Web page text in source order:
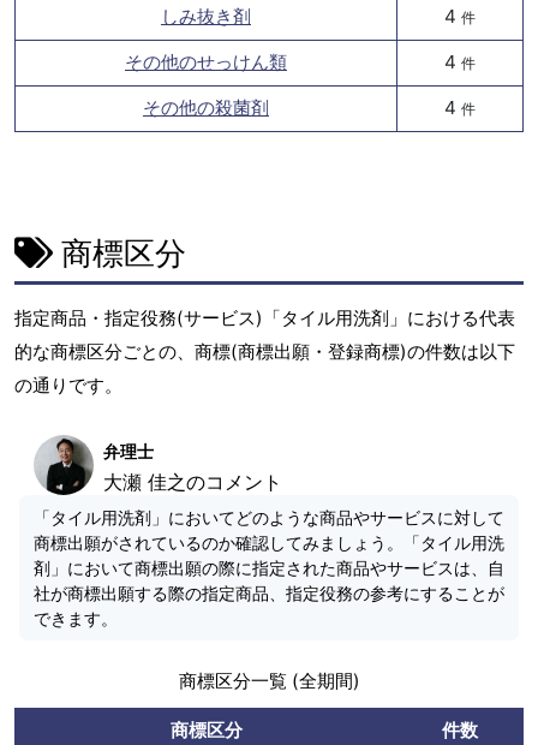
しみ抜き剤 4 件
その他のせっけん類 4 件
その他の殺菌剤 4 件
商標区分
指定商品・指定役務(サービス)「タイル用洗剤」における代表
的な商標区分ごとの、商標(商標出願・登録商標)の件数は以下
の通りです。
弁理士
大瀬 佳之のコメント
「タイル用洗剤」においてどのような商品やサービスに対して
商標出願がされているのか確認してみましょう。「タイル用洗
剤」において商標出願の際に指定された商品やサービスは、自
社が商標出願する際の指定商品、指定役務の参考にすることが
できます。
商標区分一覧 (全期間)
商標区分
件数